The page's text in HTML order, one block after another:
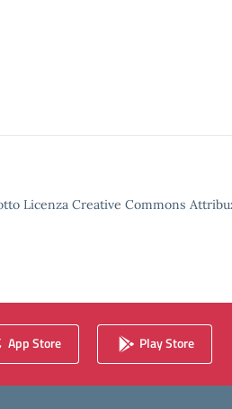
Licenza Creative Commons
App Store Play Store